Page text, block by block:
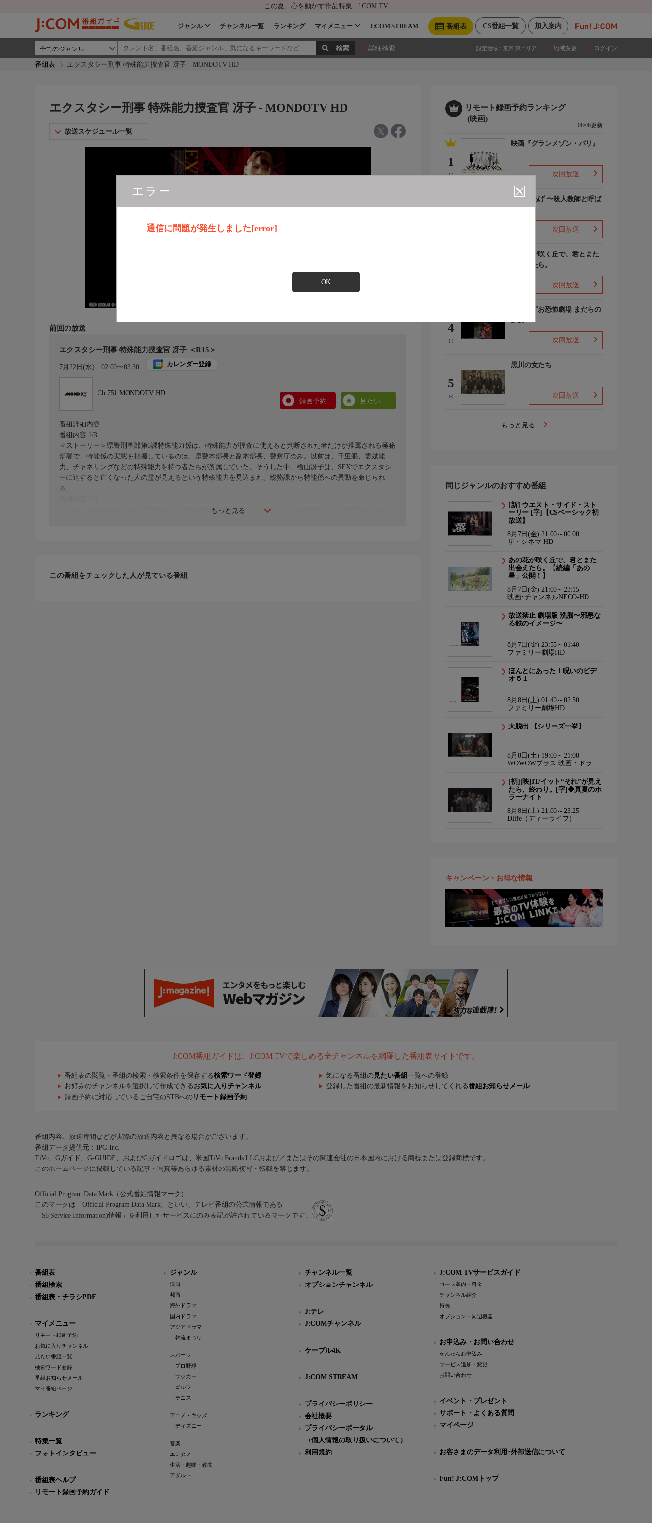
この夏、心を動かす作品特集 | J:COM TV
加入案内
CS番組一覧
番組表
ジャンル チャンネル一覧 ランキング マイメニュー J:COM STREAM
詳細検索 設定地域： 東京 東エリア 地域変更 ログイン
番組表 エクスタシー刑事 特殊能力捜査官 冴子 - MONDOTV HD
エラー
通信に問題が発生しました[error]
OK
エクスタシー刑事 特殊能力捜査官 冴子 - MONDOTV HD
放送スケジュール一覧
前回の放送
エクスタシー刑事 特殊能力捜査官 冴子 ＜R15＞
7月22日(水) 02:00〜03:30 カレンダー登録
Ch.751 MONDOTV HD
録画予約
見たい
もっと見る
番組詳細内容
番組内容 1/3
＜ストーリー＞県警刑事部第6課特殊能力係は、特殊能力が捜査に使えると判断された者だけが推薦される極秘
部署で、特能係の実態を把握しているのは、県警本部長と副本部長、警察庁のみ。以前は、千里眼、霊媒能
力、チャネリングなどの特殊能力を持つ者たちが所属していた。そうした中、檜山冴子は、SEXでエクスタシ
ーに達すると亡くなった人の霊が見えるという特殊能力を見込まれ、総務課から特能係への異動を命じられ
る。
冴子は、未解決の殺人現場で触媒能力を持つ同僚の遠藤とSEXをして、次々と被害者の霊から真犯人の名前を
製作年：2014年 本編時間：75分 年齢制限：R15
この番組をチェックした人が見ている番組
リモート録画予約ランキング
(映画)
08/06更新
1
(-)
映画『グランメゾン・パリ』
次回放送
でっちあげ 〜殺人教師と呼ば
次回放送
あの花が咲く丘で、君とまた
出会えたら。
次回放送
4
(-)
楳図かずお恐怖劇場 まだらの
少女
次回放送
5
(-)
黒川の女たち
次回放送
もっと見る
同じジャンルのおすすめ番組
[新] ウエスト・サイド・スト
ーリー [字]【CSベーシック初
放送】
8月7日(金) 21:00～00:00
ザ・シネマ HD
あの花が咲く丘で、君とまた
出会えたら。【続編「あの
星」公開！】
8月7日(金) 21:00～23:15
映画･チャンネルNECO-HD
放送禁止 劇場版 洗脳〜邪悪な
る鉄のイメージ〜
8月7日(金) 23:55～01:40
ファミリー劇場HD
ほんとにあった！呪いのビデ
オ５１
8月8日(土) 01:40～02:50
ファミリー劇場HD
大脱出 【シリーズ一挙】
8月8日(土) 19:00～21:00
WOWOWプラス 映画・ドラ
[初][映]IT/イット“それ”が見え
たら、終わり。[字]◆真夏のホ
ラーナイト
8月8日(土) 21:00～23:25
Dlife（ディーライフ）
キャンペーン・お得な情報
J:COM番組ガイドは、J:COM TVで楽しめる全チャンネルを網羅した番組表サイトです。
番組表の閲覧・番組の検索・検索条件を保存する検索ワード登録 気になる番組の 見たい番組 一覧への登録
お好みのチャンネルを選択して作成できる お気に入りチャンネル 登録した番組の最新情報をお知らせしてくれる番組お知らせメール
録画予約に対応しているご自宅のSTBへの リモート録画予約
番組内容、放送時間などが実際の放送内容と異なる場合がございます。
番組データ提供元：IPG Inc.
TiVo、Gガイド、G-GUIDE、およびGガイドロゴは、米国TiVo Brands LLCおよび／またはその関連会社の日本国内における商標または登録商標です。
このホームページに掲載している記事・写真等あらゆる素材の無断複写・転載を禁じます。
Official Program Data Mark（公式番組情報マーク）
このマークは「Official Program Data Mark」といい、テレビ番組の公式情報である
「SI(Service Information)情報」を利用したサービスにのみ表記が許されているマークです。
番組表
番組検索
番組表・チラシPDF
マイメニュー
リモート録画予約
お気に入りチャンネル
見たい番組一覧
検索ワード登録
番組お知らせメール
マイ番組ページ
ランキング
特集一覧
フォトインタビュー
番組表ヘルプ
リモート録画予約ガイド
ジャンル
洋画
邦画
海外ドラマ
国内ドラマ
アジアドラマ
韓流まつり
スポーツ
プロ野球
サッカー
ゴルフ
テニス
アニメ・キッズ
ディズニー
音楽
エンタメ
生活・趣味・教養
アダルト
チャンネル一覧
オプションチャンネル
J:テレ
J:COMチャンネル
ケーブル4K
J:COM STREAM
プライバシーポリシー
会社概要
プライバシーポータル
（個人情報の取り扱いについて）
利用規約
J:COM TVサービスガイド
コース案内・料金
チャンネル紹介
特長
オプション・周辺機器
お申込み・お問い合わせ
かんたんお申込み
サービス追加・変更
お問い合わせ
イベント・プレゼント
サポート・よくある質問
マイページ
お客さまのデータ利用･外部送信について
Fun! J:COMトップ